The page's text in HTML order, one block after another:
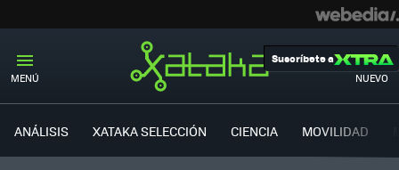
MENÚ NUEVO
Suscríbete a
ANÁLISIS XATAKA SELECCIÓN CIENCIA MOVILIDAD